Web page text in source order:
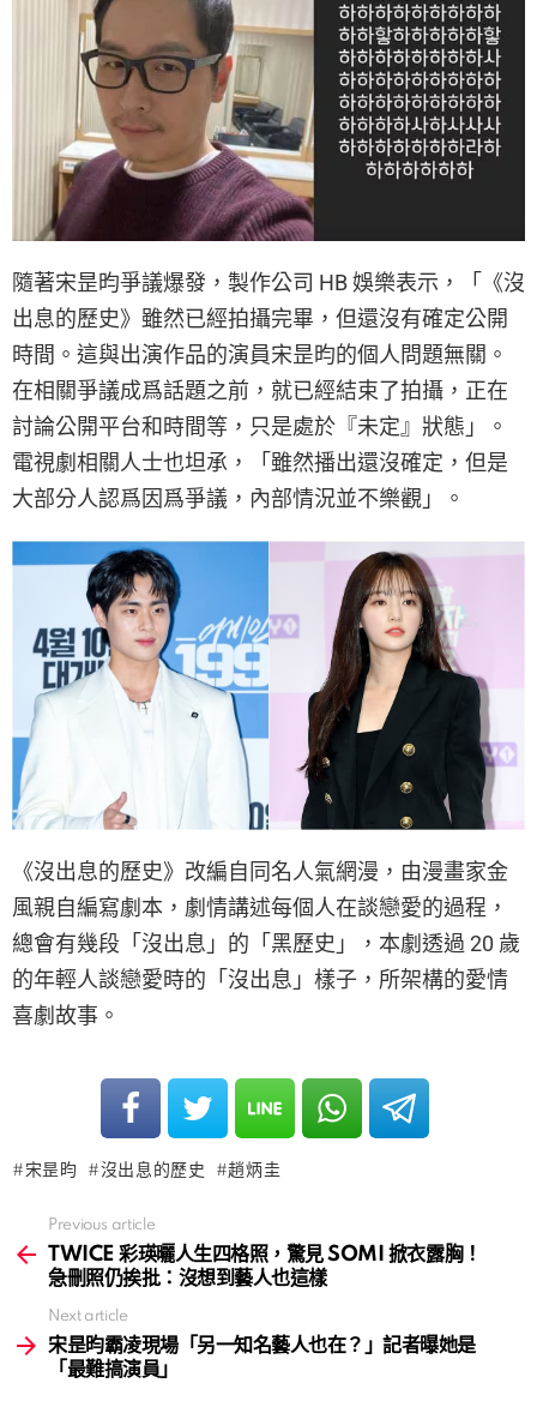
隨著宋昰昀爭議爆發，製作公司 HB 娛樂表示，「《沒
出息的歷史》雖然已經拍攝完畢，但還沒有確定公開
時間。這與出演作品的演員宋昰昀的個人問題無關。
在相關爭議成爲話題之前，就已經結束了拍攝，正在
討論公開平台和時間等，只是處於『未定』狀態」。
電視劇相關人士也坦承，「雖然播出還沒確定，但是
大部分人認爲因爲爭議，內部情況並不樂觀」。
《沒出息的歷史》改編自同名人氣網漫，由漫畫家金
風親自編寫劇本，劇情講述每個人在談戀愛的過程，
總會有幾段「沒出息」的「黑歷史」，本劇透過 20 歲
的年輕人談戀愛時的「沒出息」樣子，所架構的愛情
喜劇故事。
宋昰昀 沒出息的歷史 趙炳圭
more
Previous article
TWICE 彩瑛曬人生四格照，驚見 SOMI 掀衣露胸！
急刪照仍挨批：沒想到藝人也這樣
Next article
宋昰昀霸凌現場「另一知名藝人也在？」記者曝她是
「最難搞演員」